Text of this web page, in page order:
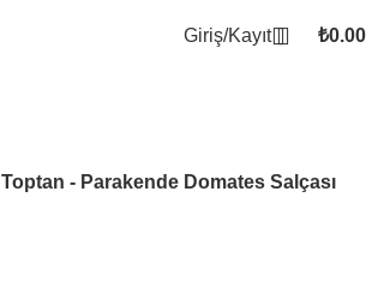
Giriş/Kayıt ₺0.00
Toptan - Parakende Domates Salçası